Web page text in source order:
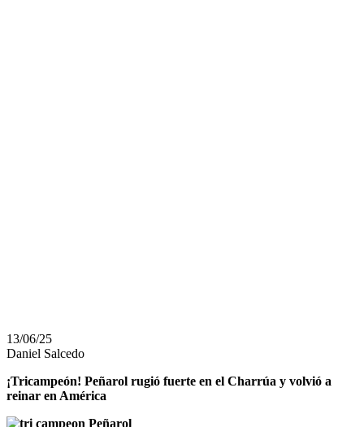
13/06/25
Daniel Salcedo
¡Tricampeón! Peñarol rugió fuerte en el Charrúa y volvió a
reinar en América